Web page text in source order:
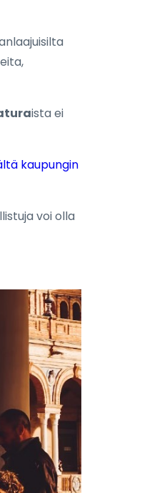
ista ei
kaupungin
voi olla